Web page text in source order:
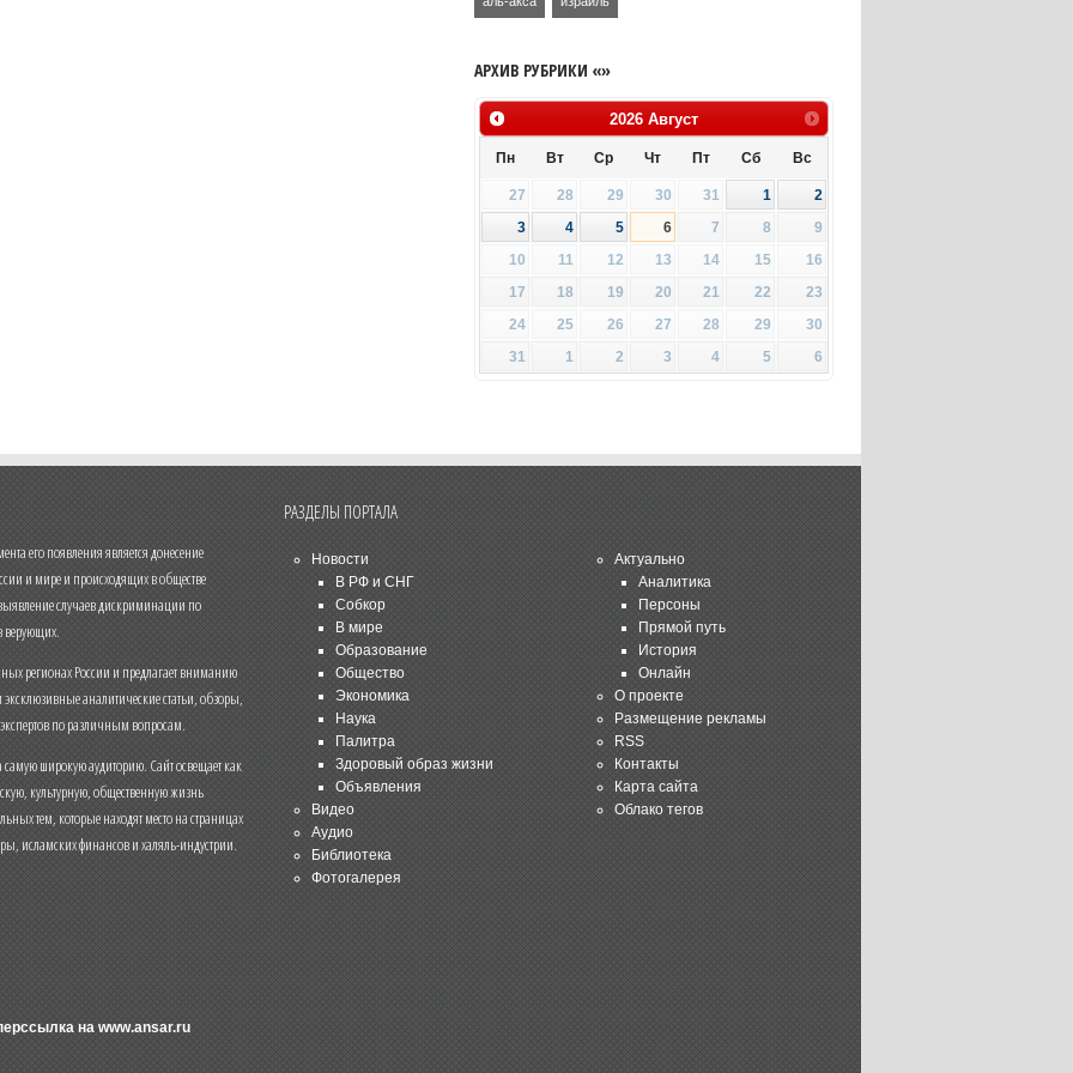
АРХИВ РУБРИКИ «»
2026 Август
Пн Вт Ср Чт Пт Сб Вс
27 28 29 30 31 1
2
3
4 5 6 7 8
9
10
11 12 13 14 15
16
17
18 19 20 21 22
23
24
25 26 27 28 29
30
31
1 2 3 4 5 6
его появления является донесение
и мире и происходящих в обществе
случаев дискриминации по
регионах России и предлагает вниманию
аналитические статьи, обзоры,
по различным вопросам.
широкую аудиторию. Сайт освещает как
культурную, общественную жизнь
тем, которые находят место на страницах
исламских финансов и халяль-индустрии.
на www.ansar.ru
РАЗДЕЛЫ ПОРТАЛА
Новости
В РФ и СНГ
Собкор
В мире
Образование
Общество
Экономика
Наука
Палитра
Здоровый образ жизни
Объявления
Видео
Аудио
Библиотека
Фотогалерея
Актуально
Аналитика
Персоны
Прямой путь
История
Онлайн
О проекте
Размещение рекламы
RSS
Контакты
Карта сайта
Облако тегов